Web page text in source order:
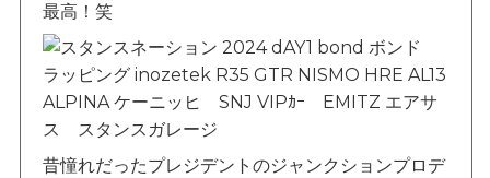
最高！笑
昔憧れだったプレジデントのジャンクションプロデ